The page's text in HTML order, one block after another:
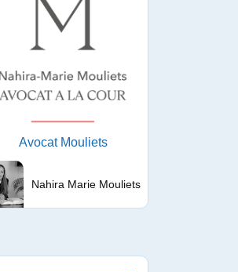
Avocat Mouliets
Nahira Marie Mouliets